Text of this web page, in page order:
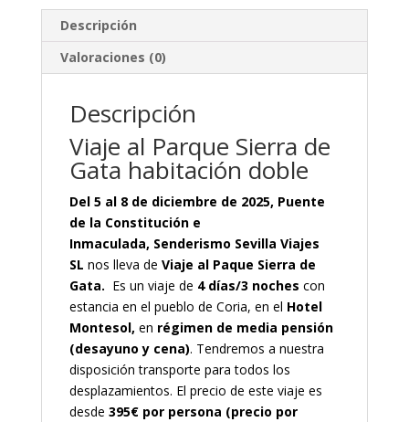
Descripción
Valoraciones (0)
Descripción
Viaje al Parque Sierra de
Gata habitación doble
Del 5 al 8 de diciembre de 2025, Puente
de la Constitución e
Inmaculada, Senderismo Sevilla Viajes
SL nos lleva de Viaje al Paque Sierra de
Gata. Es un viaje de 4 días/3 noches con
estancia en el pueblo de Coria, en el Hotel
Montesol, en régimen de media pensión
(desayuno y cena). Tendremos a nuestra
disposición transporte para todos los
desplazamientos. El precio de este viaje es
desde 395€ por persona (precio por